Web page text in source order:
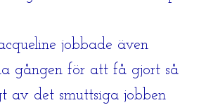
jobbade även
gången för att få gjort så
av det smuttsiga jobben